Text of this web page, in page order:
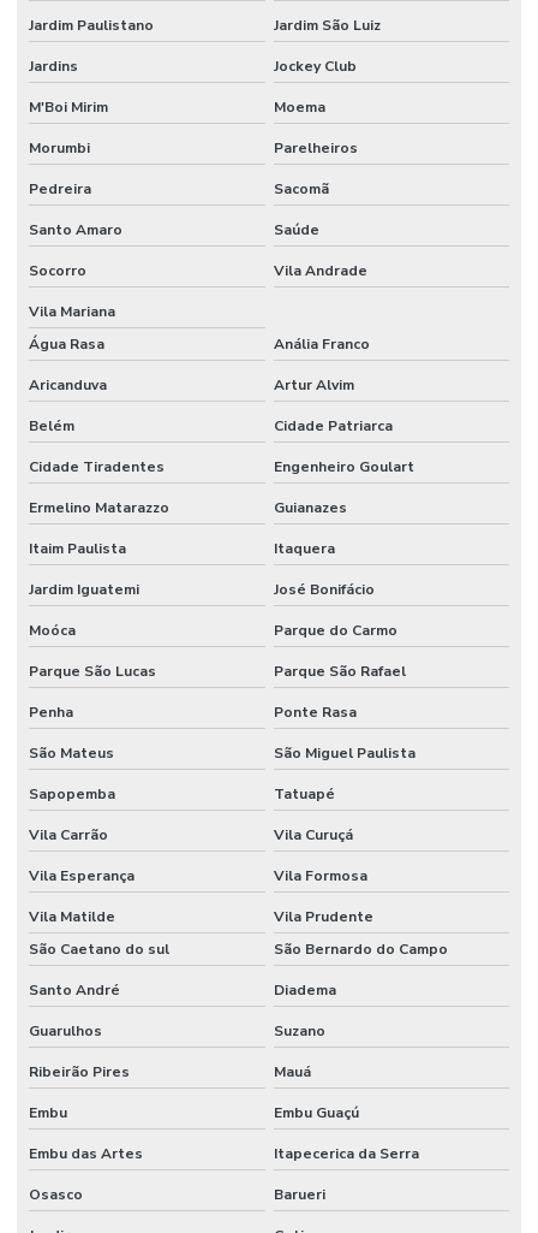
Etiquetas Resinadas
Etiquetas Tag Adesivas Com Cola Para Roupas
Etiquetas Tag De Roupas Com Furinho
Etiquetas Tag Para Impressoras Argox
Etiquetas Tag Para Roupas
Etiquetas Tag Para Roupas Em Santa Catarina
Etiquetas Tag Para Roupas No Rio Grande Do Sul
Fornecedor De Etiqueta De Gondola No Rio Grande Do Sul
Fornecedor De Etiqueta Nylon Resinado
Fornecedor De Etiqueta Nylon Resinado Santa Catarina
Fornecedor De Etiquetas Adesivas Paraná
Fornecedor De Etiquetas Adesivas Sul
Fornecedor De Etiquetas Com Cola Hotmelt
Fornecedor De Etiquetas No Rio Grande Do Sul
Fornecedor De Etiquetas Térmicas Adesivas Em Minas Gerais
Fornecedor De Ribbon Cera No Paraná
Fornecedor Ribbon Cera 110x74 Em Minas Gerais
Fornecedores De Etiquetas Bopp Adesiva No Paraná
Fornecedores De Etiquetas Para Móveis Rs
Fornecedores De Etiquetas Removíveis
Fornecedores De Etiquetas Tag Para Roupas
Fornecedores De Etiquetas Térmicas Adesivas No Paraná
Fornecedores De Ribbon Cera Sul
Jardim Paulistano Jardim São Luiz
Jardins Jockey Club
M'Boi Mirim Moema
Morumbi Parelheiros
Pedreira Sacomã
Santo Amaro Saúde
Socorro Vila Andrade
Vila Mariana
Água Rasa
Anália Franco
Aricanduva Artur Alvim
Belém Cidade Patriarca
Cidade Tiradentes Engenheiro Goulart
Ermelino Matarazzo Guianazes
Itaim Paulista Itaquera
Jardim Iguatemi José Bonifácio
Moóca Parque do Carmo
Parque São Lucas Parque São Rafael
Penha Ponte Rasa
São Mateus São Miguel Paulista
Sapopemba Tatuapé
Vila Carrão Vila Curuçá
Vila Esperança Vila Formosa
Vila Matilde
Vila Prudente
São Caetano do sul
São Bernardo do Campo
Santo André Diadema
Guarulhos Suzano
Ribeirão Pires Mauá
Embu Embu Guaçú
Embu das Artes Itapecerica da Serra
Osasco Barueri